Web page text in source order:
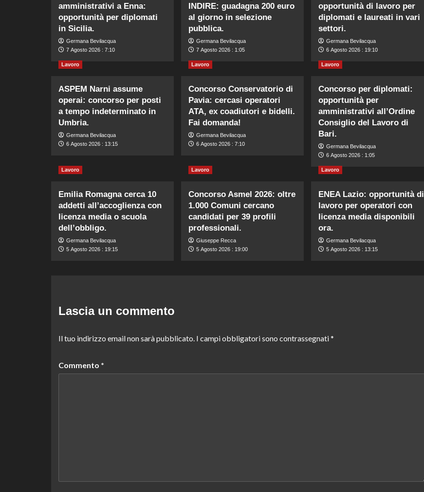
amministrativi a Enna:
opportunità per diplomati
in Sicilia.
Germana Bevilacqua
7 Agosto 2026 : 7:10
INDIRE: guadagna 200 euro
al giorno in selezione
pubblica.
Germana Bevilacqua
7 Agosto 2026 : 1:05
opportunità di lavoro per
diplomati e laureati in vari
settori.
Germana Bevilacqua
6 Agosto 2026 : 19:10
Lavoro
ASPEM Narni assume
operai: concorso per posti
a tempo indeterminato in
Umbria.
Germana Bevilacqua
6 Agosto 2026 : 13:15
Lavoro
Concorso Conservatorio di
Pavia: cercasi operatori
ATA, ex coadiutori e bidelli.
Fai domanda!
Germana Bevilacqua
6 Agosto 2026 : 7:10
Lavoro
Concorso per diplomati:
opportunità per
amministrativi all’Ordine
Consiglio del Lavoro di
Bari.
Germana Bevilacqua
6 Agosto 2026 : 1:05
Lavoro
Emilia Romagna cerca 10
addetti all’accoglienza con
licenza media o scuola
dell’obbligo.
Germana Bevilacqua
5 Agosto 2026 : 19:15
Lavoro
Concorso Asmel 2026: oltre
1.000 Comuni cercano
candidati per 39 profili
professionali.
Giuseppe Recca
5 Agosto 2026 : 19:00
Lavoro
ENEA Lazio: opportunità di
lavoro per operatori con
licenza media disponibili
ora.
Germana Bevilacqua
5 Agosto 2026 : 13:15
Lascia un commento
Il tuo indirizzo email non sarà pubblicato. I campi obbligatori sono contrassegnati*
Commento *